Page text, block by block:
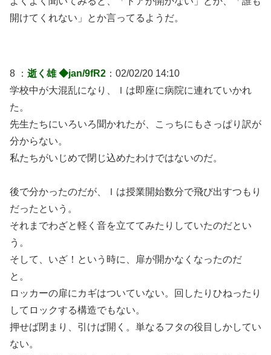
開けてくれない」とか言ってるようだ。
8 ： 逝く雄 ◆jan/9fR2 ：02/02/20 14:10
学校中が大混乱になり、Ｉは即座に病院に連れていかれ
た。
先生たちにいろいろ聞かれたが、こっちにもさっぱり訳が
分からない。
私たちがいじめで閉じ込めたわけではないのだ。
後で分かったのだが、Ｉは授業開始数分で飛び出すつもり
だったという。
それまでわざと軽く音を立ててみたりしていたのだとい
う。
そして、いざ！という時に、扉が開かなくなったのだ
と。
ロッカーの扉にカギはついていない。回したりひねったり
してロックする構造でもない。
押せば閉まり、引けば開く。単なるフタの役目しかしてい
ない。